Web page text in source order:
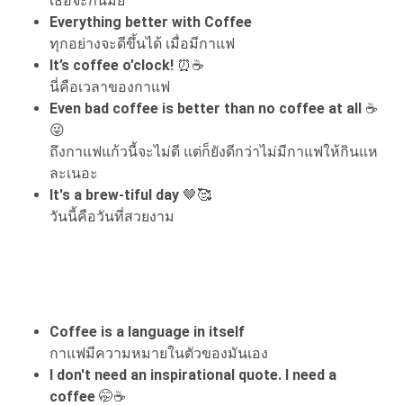
Everything better with Coffee
ทุกอย่างจะดีขึ้นได้ เมื่อมีกาแฟ
It’s coffee o’clock! ⏰☕
นี่คือเวลาของกาแฟ
Even bad coffee is better than no coffee at all ☕
😜
ถึงกาแฟแก้วนี้จะไม่ดี แต่ก็ยังดีกว่าไม่มีกาแฟให้กินแห
ละเนอะ
It's a brew-tiful day 🤎🥰
วันนี้คือวันที่สวยงาม
Coffee is a language in itself
กาแฟมีความหมายในตัวของมันเอง
I don't need an inspirational quote. I need a
coffee 🤭☕